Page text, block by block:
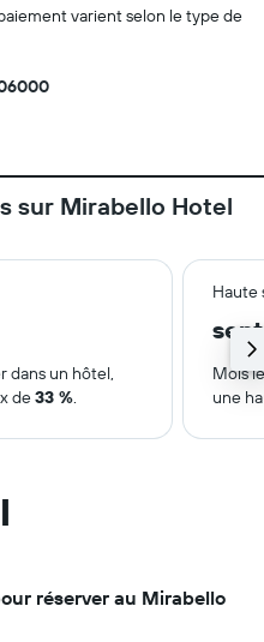
varient selon le type de
sur Mirabello Hotel
Haute
dans un hôtel,
de33 %.
Mois
une
réserver au Mirabello